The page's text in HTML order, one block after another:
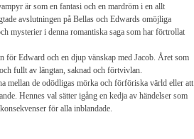
är som en fantasi och en mardröm i en allt
avslutningen på Bellas och Edwards omöjliga
mysterier i denna romantiska saga som har förtrollat
för Edward och en djup vänskap med Jacob. Året som
fullt av längtan, saknad och förtvivlan.
mellan de odödligas mörka och förföriska värld eller att
Hennes val sätter igång en kedja av händelser som
för alla inblandade.